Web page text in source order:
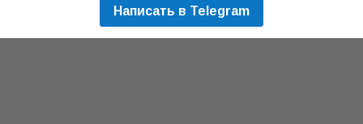
Написать в Telegram